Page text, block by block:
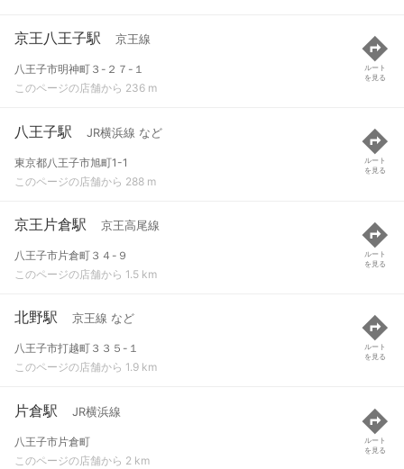
京王八王子駅 京王線
八王子市明神町３-２７-１
このページの店舗から 236 m
ルート
を見る
八王子駅 JR横浜線 など
東京都八王子市旭町1-1
このページの店舗から 288 m
ルート
を見る
京王片倉駅 京王高尾線
八王子市片倉町３４-９
このページの店舗から 1.5 km
ルート
を見る
北野駅 京王線 など
八王子市打越町３３５-１
このページの店舗から 1.9 km
ルート
を見る
片倉駅 JR横浜線
八王子市片倉町
このページの店舗から 2 km
ルート
を見る